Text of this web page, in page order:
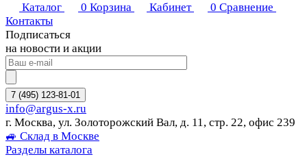
Каталог 0 Корзина Кабинет 0 Сравнение
Контакты
Подписаться
на новости и акции
7 (495) 123-81-01
info@argus-x.ru
г. Москва, ул. Золоторожский Вал, д. 11, стр. 22, офис 239
🚙 Склад в Москве
Разделы каталога